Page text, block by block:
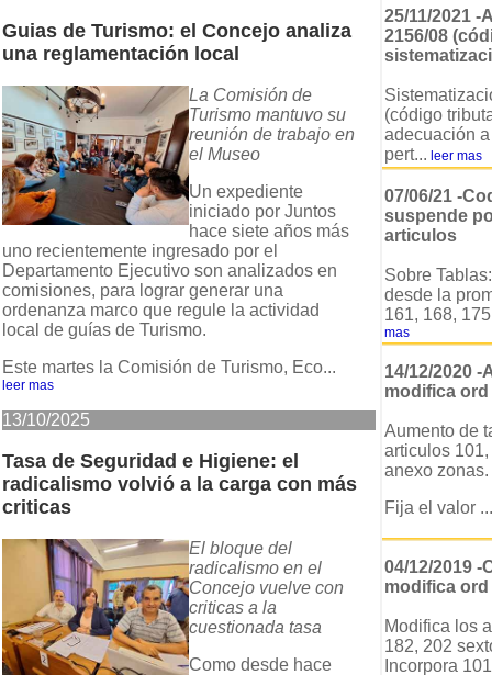
Guias de Turismo: el Concejo analiza
una reglamentación local
La Comisión de
Turismo mantuvo su
reunión de trabajo en
el Museo
Un expediente
iniciado por Juntos
hace siete años más
uno recientemente ingresado por el
Departamento Ejecutivo son analizados en
comisiones, para lograr generar una
ordenanza marco que regule la actividad
local de guías de Turismo.
Este martes la Comisión de Turismo, Eco...
leer mas
13/10/2025
Tasa de Seguridad e Higiene: el
radicalismo volvió a la carga con más
criticas
El bloque del
radicalismo en el
Concejo vuelve con
criticas a la
cuestionada tasa
Como desde hace
25/11/2021 -
2156/08
(código
adecuación
pert... leer mas
07/06/21 -
suspende
articulos
Sobre
desde la
161, 168,
mas
14/12/2020
modifica ord
Aumento de
articulos
anexo zonas.
Fija el valor ...
04/12/2019
modifica ord
Modifica los
182, 202
Incorpora